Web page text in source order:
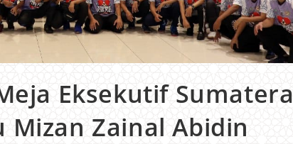
Eksekutif Sumatera
Mizan Zainal Abidin